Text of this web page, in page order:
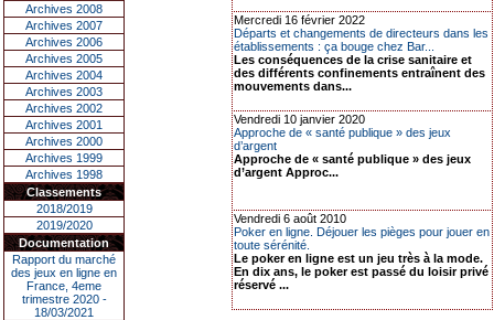
Archives 2008
Archives 2007
Archives 2006
Archives 2005
Archives 2004
Archives 2003
Archives 2002
Archives 2001
Archives 2000
Archives 1999
Archives 1998
Classements
2018/2019
2019/2020
Documentation
Rapport du marché
des jeux en ligne en
France, 4eme
trimestre 2020 -
18/03/2021
Mercredi 16 février 2022
Départs et changements de directeurs dans les
établissements : ça bouge chez Bar...
Les conséquences de la crise sanitaire et
des différents confinements entraînent des
mouvements dans...
Vendredi 10 janvier 2020
Approche de « santé publique » des jeux
d’argent
Approche de « santé publique » des jeux
d’argent Approc...
Vendredi 6 août 2010
Poker en ligne. Déjouer les pièges pour jouer en
toute sérénité.
Le poker en ligne est un jeu très à la mode.
En dix ans, le poker est passé du loisir privé
réservé ...